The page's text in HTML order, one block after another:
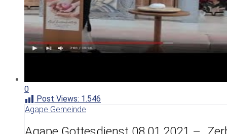
0
Post Views: 1.546
Agape Gemeinde